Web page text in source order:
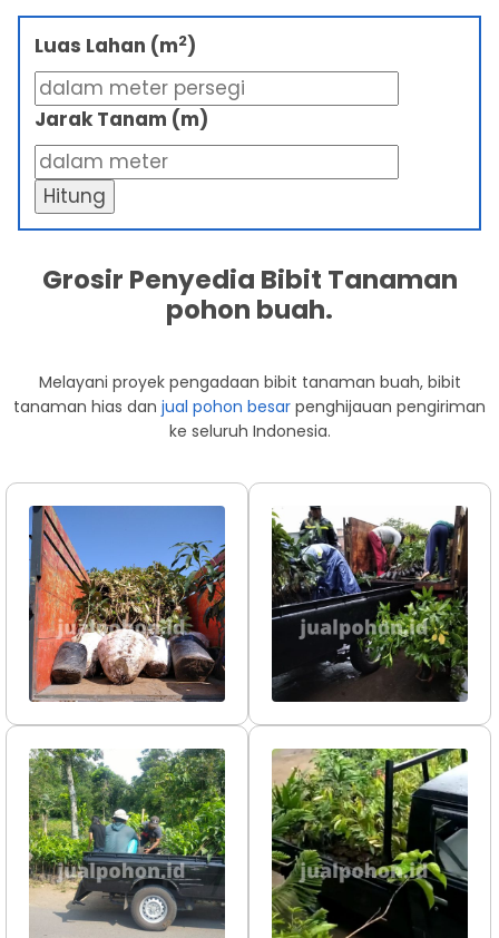
Luas Lahan (m2)
Jarak Tanam (m)
Hitung
Grosir Penyedia Bibit Tanaman
pohon buah.
Melayani proyek pengadaan bibit tanaman buah, bibit
tanaman hias dan jual pohon besar penghijauan pengiriman
ke seluruh Indonesia.